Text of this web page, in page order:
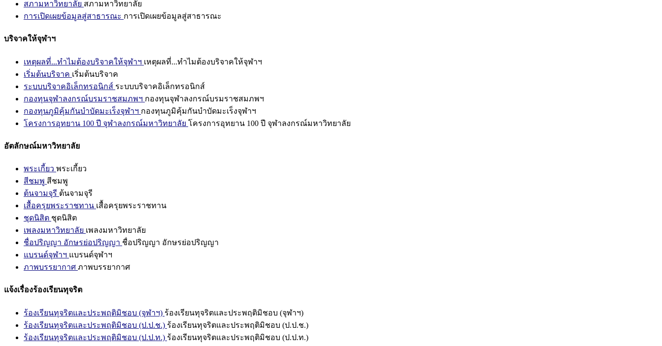
สภามหาวิทยาลัย สภามหาวิทยาลัย
การเปิดเผยข้อมูลสู่สาธารณะ การเปิดเผยข้อมูลสู่สาธารณะ
บริจาคให้จุฬาฯ
เหตุผลที่...ทำไมต้องบริจาคให้จุฬาฯ เหตุผลที่...ทำไมต้องบริจาคให้จุฬาฯ
เริ่มต้นบริจาค เริ่มต้นบริจาค
ระบบบริจาคอิเล็กทรอนิกส์ ระบบบริจาคอิเล็กทรอนิกส์
กองทุนจุฬาลงกรณ์บรมราชสมภพฯ กองทุนจุฬาลงกรณ์บรมราชสมภพฯ
กองทุนภูมิคุ้มกันบำบัดมะเร็งจุฬาฯ กองทุนภูมิคุ้มกันบำบัดมะเร็งจุฬาฯ
โครงการอุทยาน 100 ปี จุฬาลงกรณ์มหาวิทยาลัย โครงการอุทยาน 100 ปี จุฬาลงกรณ์มหาวิทยาลัย
อัตลักษณ์มหาวิทยาลัย
พระเกี้ยว พระเกี้ยว
สีชมพู สีชมพู
ต้นจามจุรี ต้นจามจุรี
เสื้อครุยพระราชทาน เสื้อครุยพระราชทาน
ชุดนิสิต ชุดนิสิต
เพลงมหาวิทยาลัย เพลงมหาวิทยาลัย
ชื่อปริญญา อักษรย่อปริญญา ชื่อปริญญา อักษรย่อปริญญา
แบรนด์จุฬาฯ แบรนด์จุฬาฯ
ภาพบรรยากาศ ภาพบรรยากาศ
แจ้งเรื่องร้องเรียนทุจริต
ร้องเรียนทุจริตและประพฤติมิชอบ (จุฬาฯ) ร้องเรียนทุจริตและประพฤติมิชอบ (จุฬาฯ)
ร้องเรียนทุจริตและประพฤติมิชอบ (ป.ป.ช.) ร้องเรียนทุจริตและประพฤติมิชอบ (ป.ป.ช.)
ร้องเรียนทุจริตและประพฤติมิชอบ (ป.ป.ท.) ร้องเรียนทุจริตและประพฤติมิชอบ (ป.ป.ท.)